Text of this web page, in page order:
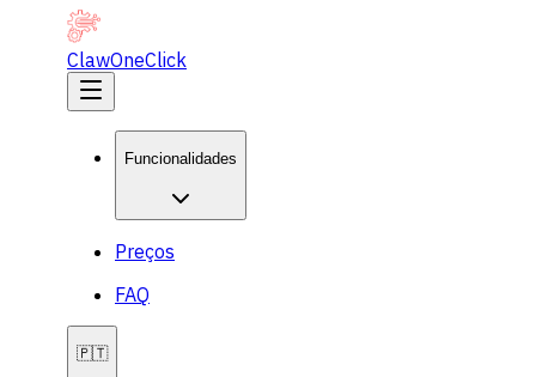
ClawOneClick
Funcionalidades
Preços
FAQ
🇵🇹